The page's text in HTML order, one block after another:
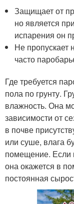
Защищает от
но является
испарения он
Не пропускает
часто
Где требуется
пола по грунту.
влажность. Она
зависимости от
в почве
или суше, влага
помещение. Если
она окажется в
постоянная